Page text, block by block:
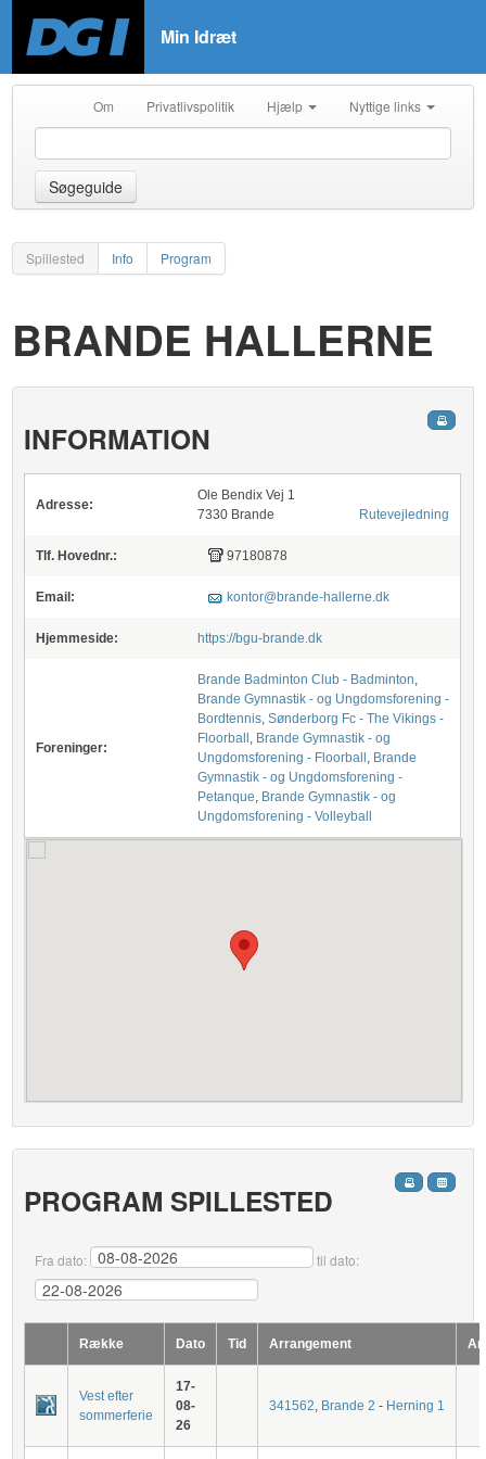
Min Idræt
Om Privatlivspolitik Hjælp Nyttige links
Søgeguide
Spillested Info Program
BRANDE HALLERNE
INFORMATION
Adresse:
Ole Bendix Vej 1
7330 Brande
Rutevejledning
Tlf. Hovednr.: 97180878
Email: kontor@brande-hallerne.dk
Hjemmeside: https://bgu-brande.dk
Foreninger:
Brande Badminton Club - Badminton,
Brande Gymnastik - og Ungdomsforening -
Bordtennis,Sønderborg Fc - The Vikings -
Floorball , Brande Gymnastik - og
Ungdomsforening - Floorball , Brande
Gymnastik - og Ungdomsforening -
Petanque, Brande Gymnastik - og
Ungdomsforening - Volleyball
PROGRAM SPILLESTED
Fra dato: til dato:
Række Dato Tid Arrangement
Vest efter
sommerferie
17-
08-
26
341562, Brande 2 - Herning 1